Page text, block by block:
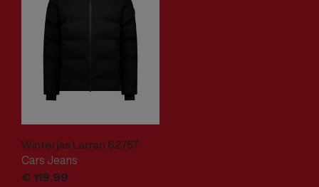
Winterjas Larran 62757
Cars Jeans
€ 119,99